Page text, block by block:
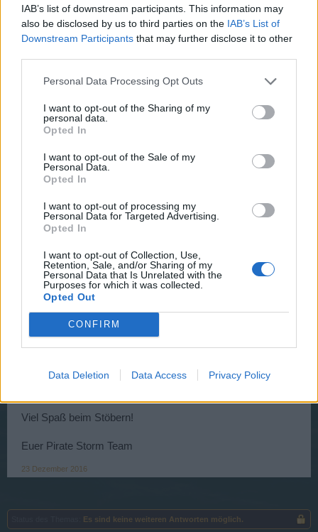
IAB’s list of downstream participants. This information may
also be disclosed by us to third parties on the IAB’s List of
Downstream Participants that may further disclose it to other
Personal Data Processing Opt Outs
I want to opt-out of the Sharing of my
personal data.
Opted In
I want to opt-out of the Sale of my
Personal Data.
Opted In
I want to opt-out of processing my
Personal Data for Targeted Advertising.
Opted In
I want to opt-out of Collection, Use,
Retention, Sale, and/or Sharing of my
Personal Data that Is Unrelated with the
Purposes for which it was collected.
Opted Out
CONFIRM
Data Deletion Data Access Privacy Policy
Status des Themas: Es sind keine weiteren Antworten möglich.
Guest
die neue PvP-Saison hat nun am
begonnen und
endet am20.03.2017
Hier findet Ihr die>>
Euer Pirate Storm Team
16 Dezember 2016
~Viper~
Guest
Ahoi Piraten,
nun könnt Ihr auch die Ranglisten sowie Rang-
Viel Spaß beim Stöbern!
Euer Pirate Storm Team
23 Dezember 2016
Es sind keine weiteren Antworten möglich.